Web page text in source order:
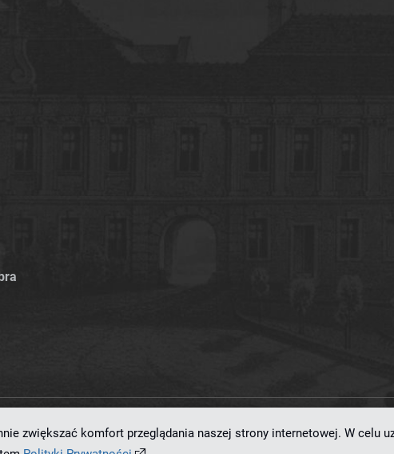
dzięki oprogramowaniudLibra 7.0.0-SNAPSHOT opracowanemu przezPoznańskie
zwiększać komfort przeglądania naszej strony internetowej. W celu